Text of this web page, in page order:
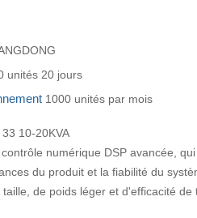
unités 20 jours
1000 unités par mois
10-20KVA
numérique DSP avancée,
du produit et la fiabilité du
de poids léger et d'efficacité de